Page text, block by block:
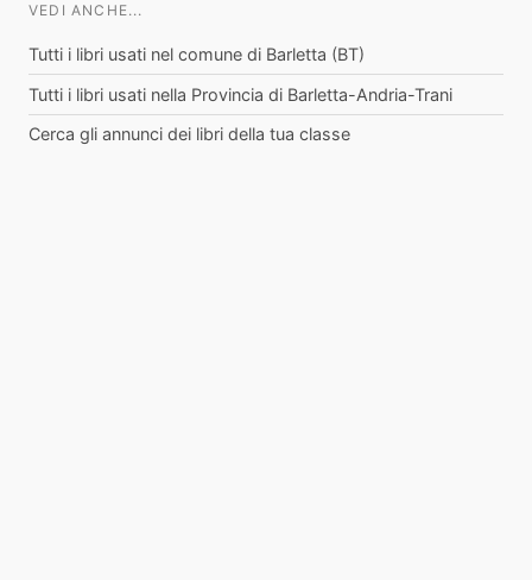
VEDI ANCHE...
Tutti i libri usati nel comune di Barletta (BT)
Tutti i libri usati nella Provincia di Barletta-Andria-Trani
Cerca gli annunci dei libri della tua classe